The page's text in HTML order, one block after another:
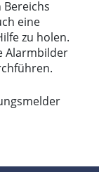
eine
zu holen.
Alarmbilder